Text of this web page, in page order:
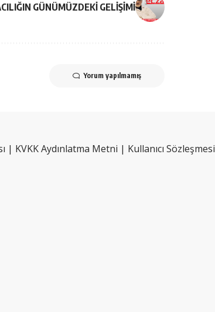
GÜNÜMÜZDEKİ GELİŞİMİ
Yorum yapılmamış
| KVKK Aydınlatma Metni | Kullanıcı Sözleşmesi